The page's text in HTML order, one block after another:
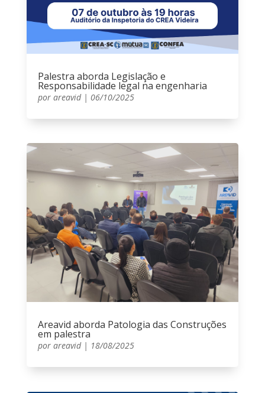
Palestra aborda Legislação e
Responsabilidade legal na engenharia
por areavid| 06/10/2025
Areavid aborda Patologia das Construções
em palestra
por areavid| 18/08/2025